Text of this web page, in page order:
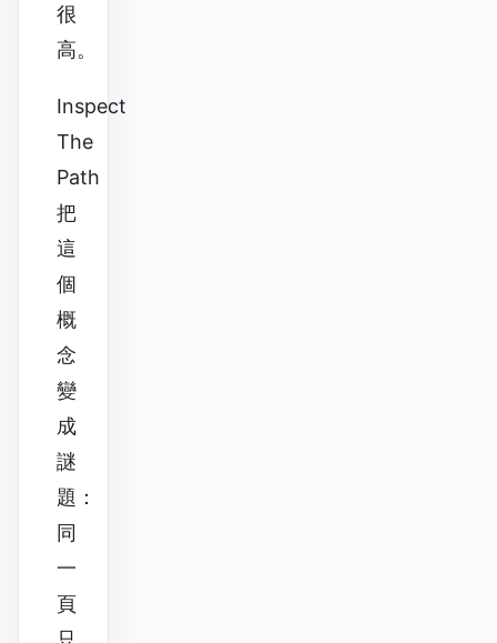
很
高。
Inspect
The
Path
把
這
個
概
念
變
成
謎
題：
同
一
頁